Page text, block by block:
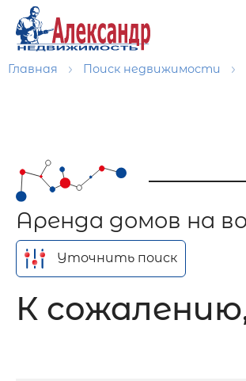
Главная Поиск недвижимости
Аренда домов на
Уточнить поиск
К